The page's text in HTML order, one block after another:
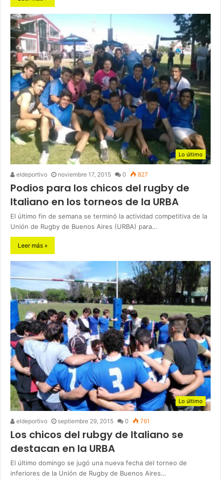
Lo último
eldeportivo noviembre 17, 2015 0 827
Podios para los chicos del rugby de
Italiano en los torneos de la URBA
El último fin de semana se terminó la actividad competitiva de la
Unión de Rugby de Buenos Aires (URBA) para…
Leer más »
Lo último
eldeportivo septiembre 29, 2015 0 761
Los chicos del rubgy de Italiano se
destacan en la URBA
El último domingo se jugó una nueva fecha del torneo de
inferiores de la Unión de Rugby de Buenos Aires…